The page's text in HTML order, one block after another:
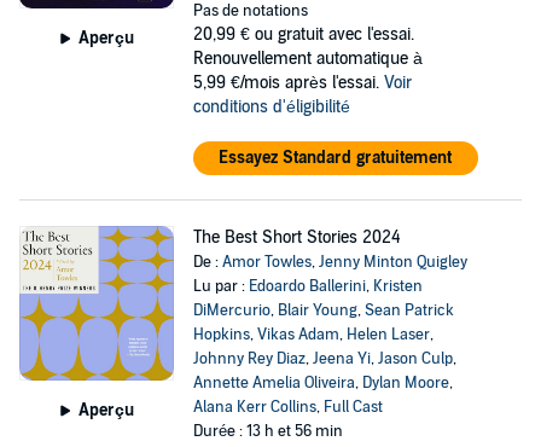
Aperçu
Pas de notations
20,99 € ou gratuit avec l'essai.
Renouvellement automatique à
5,99 €/mois après l'essai. Voir
conditions d'éligibilité
Essayez Standard gratuitement
Aperçu
The Best Short Stories 2024
De :Amor Towles,Jenny Minton Quigley
Lu par : Edoardo Ballerini, Kristen
DiMercurio, Blair Young,Sean Patrick
Hopkins,Vikas Adam, Helen Laser,
Johnny Rey Diaz,Jeena Yi,Jason Culp,
Annette Amelia Oliveira, Dylan Moore,
Alana Kerr Collins, Full Cast
Durée : 13 h et 56 min